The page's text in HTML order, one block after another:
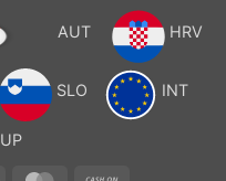
AUT HRV
SLO INT